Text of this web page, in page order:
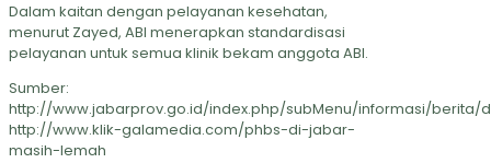
Dalam kaitan dengan pelayanan kesehatan,
menurut Zayed, ABI menerapkan standardisasi
pelayanan untuk semua klinik bekam anggota ABI.
Sumber:
http://www.jabarprov.go.id/index.php/subMenu/informasi/berita/
http://www.klik-galamedia.com/phbs-di-jabar-
masih-lemah